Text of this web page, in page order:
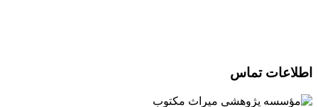
اطلاعات تماس